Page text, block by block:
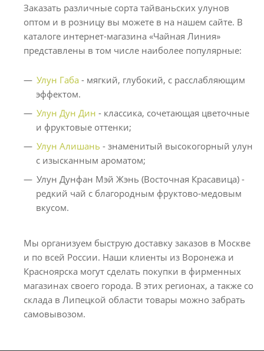
Заказать различные сорта тайваньских улунов
оптом и в розницу вы можете в на нашем сайте. В
каталоге интернет-магазина «Чайная Линия»
представлены в том числе наиболее популярные:
Улун Габа - мягкий, глубокий, с расслабляющим
эффектом.
Улун Дун Дин - классика, сочетающая цветочные
и фруктовые оттенки;
Улун Алишань - знаменитый высокогорный улун
с изысканным ароматом;
Улун Дунфан Мэй Жэнь (Восточная Красавица) -
редкий чай с благородным фруктово-медовым
вкусом.
Мы организуем быструю доставку заказов в Москве
и по всей России. Наши клиенты из Воронежа и
Красноярска могут сделать покупки в фирменных
магазинах своего города. В этих регионах, а также со
склада в Липецкой области товары можно забрать
самовывозом.